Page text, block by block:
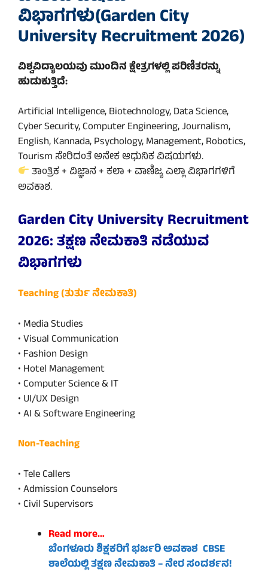
ವಿಭಾಗಗಳು(Garden City
University Recruitment 2026)
ವಿಶ್ವವಿದ್ಯಾಲಯವು ಮುಂದಿನ ಕ್ಷೇತ್ರಗಳಲ್ಲಿ ಪರಿಣಿತರನ್ನು
ಹುಡುಕುತ್ತಿದೆ:
Artificial Intelligence, Biotechnology, Data Science,
Cyber Security, Computer Engineering, Journalism,
English, Kannada, Psychology, Management, Robotics,
Tourism ಸೇರಿದಂತೆ ಅನೇಕ ಆಧುನಿಕ ವಿಷಯಗಳು.
ತಾಂತ್ರಿಕ + ವಿಜ್ಞಾನ + ಕಲಾ + ವಾಣಿಜ್ಯ ಎಲ್ಲಾ ವಿಭಾಗಗಳಿಗೆ
ಅವಕಾಶ.
Garden City University Recruitment
2026: ತಕ್ಷಣ ನೇಮಕಾತಿ ನಡೆಯುವ
ವಿಭಾಗಗಳು
Teaching (ತುರ್ತು ನೇಮಕಾತಿ)
• Media Studies
• Visual Communication
• Fashion Design
• Hotel Management
• Computer Science & IT
• UI/UX Design
• AI & Software Engineering
Non-Teaching
• Tele Callers
• Admission Counselors
• Civil Supervisors
Read more…
ಬೆಂಗಳೂರು ಶಿಕ್ಷಕರಿಗೆ ಭರ್ಜರಿ ಅವಕಾಶ CBSE
ಶಾಲೆಯಲ್ಲಿ ತಕ್ಷಣ ನೇಮಕಾತಿ – ನೇರ ಸಂದರ್ಶನ!